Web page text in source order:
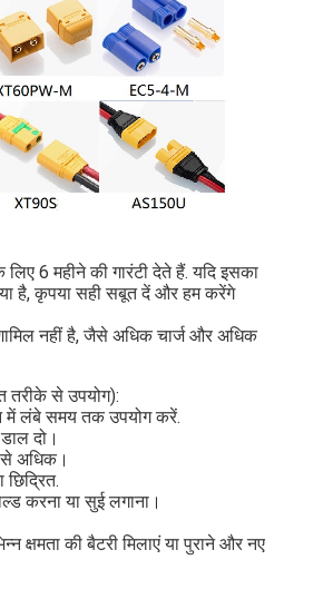
बैटरी
बैटरी
6 महीने की गारंटी देते हैं. यदि इसका
है, कृपया सही सबूत दें और हम करेंगे
नहीं है, जैसे अधिक चार्ज और अधिक
तरीके से उपयोग):
में लंबे समय तक उपयोग करें.
दो।
से अधिक।
छिद्रित.
करना या सुई लगाना।
क्षमता की बैटरी मिलाएं या पुराने और नए